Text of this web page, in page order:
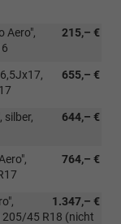
215,– €
Aero",
655,– €
644,– €
silber,
764,– €
1.347,– €
205/45 R18 (nicht